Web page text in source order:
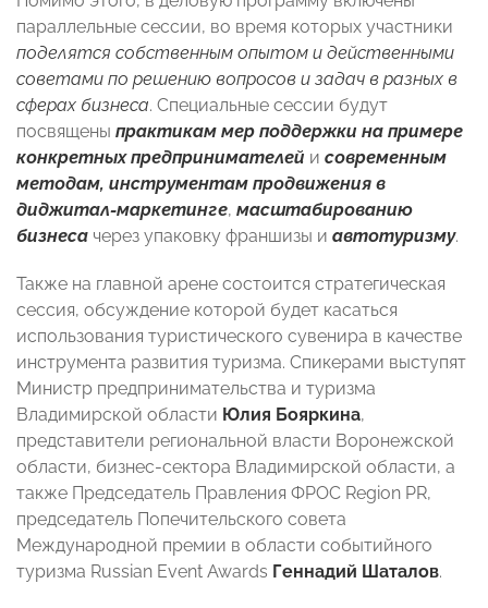
параллельные сессии, во время которых участники
поделятся собственным опытом и действенными
советами по решению вопросов и задач в разных в
сферах бизнеса. Специальные сессии будут
посвящены практикам мер поддержки на примере
конкретных предпринимателей и современным
методам, инструментам продвижения в
диджитал-маркетинге, масштабированию
бизнеса через упаковку франшизы и автотуризму.
Также на главной арене состоится стратегическая
сессия, обсуждение которой будет касаться
использования туристического сувенира в качестве
инструмента развития туризма. Спикерами выступят
Министр предпринимательства и туризма
Владимирской области Юлия Бояркина,
представители региональной власти Воронежской
области, бизнес-сектора Владимирской области, а
также Председатель Правления ФРОС Region PR,
председатель Попечительского совета
Международной премии в области событийного
туризма Russian Event Awards Геннадий Шаталов.